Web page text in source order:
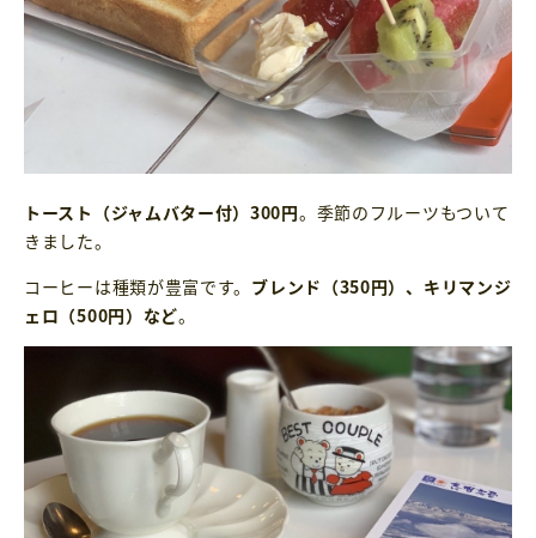
トースト（ジャムバター付）300円。季節のフルーツもついて
きました。
コーヒーは種類が豊富です。 ブレンド（350円）、キリマンジ
ェロ（500円）など。